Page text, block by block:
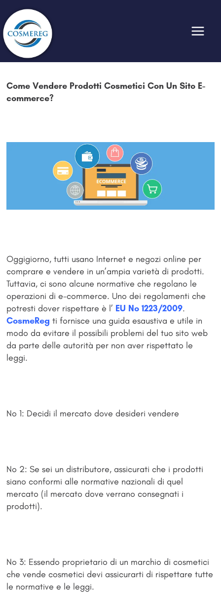
contenuto
Come Vendere Prodotti Cosmetici Con Un Sito E-
commerce?
Oggigiorno, tutti usano Internet e negozi online per
comprare e vendere in un’ampia varietà di prodotti.
Tuttavia, ci sono alcune normative che regolano le
operazioni di e-commerce. Uno dei regolamenti che
potresti dover rispettare è l’ EU No 1223/2009.
CosmeRegti fornisce una guida esaustiva e utile in
modo da evitare il possibili problemi del tuo sito web
da parte delle autorità per non aver rispettato le
leggi.
No 1: Decidi il mercato dove desideri vendere
No 2: Se sei un distributore, assicurati che i prodotti
siano conformi alle normative nazionali di quel
mercato (il mercato dove verrano consegnati i
prodotti).
No 3: Essendo proprietario di un marchio di cosmetici
che vende cosmetici devi assicurarti di rispettare tutte
le normative e le leggi.